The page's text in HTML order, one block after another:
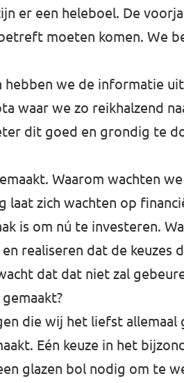
er een heleboel. De
moeten komen. We
hebben we de informatie
waar we zo reikhalzend
dit goed en grondig te
Waarom wachten
zich wachten op
is om nú te investeren.
realiseren dat de keuzes
dat dat niet zal
die wij het liefst allemaal
Eén keuze in het
glazen bol nodig om te